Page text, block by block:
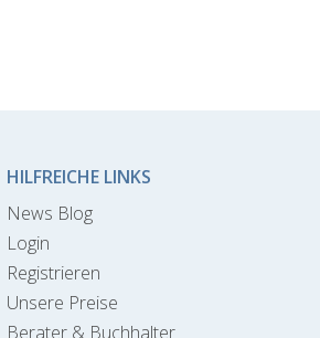
HILFREICHE LINKS
News Blog
Login
Registrieren
Unsere Preise
Berater & Buchhalter